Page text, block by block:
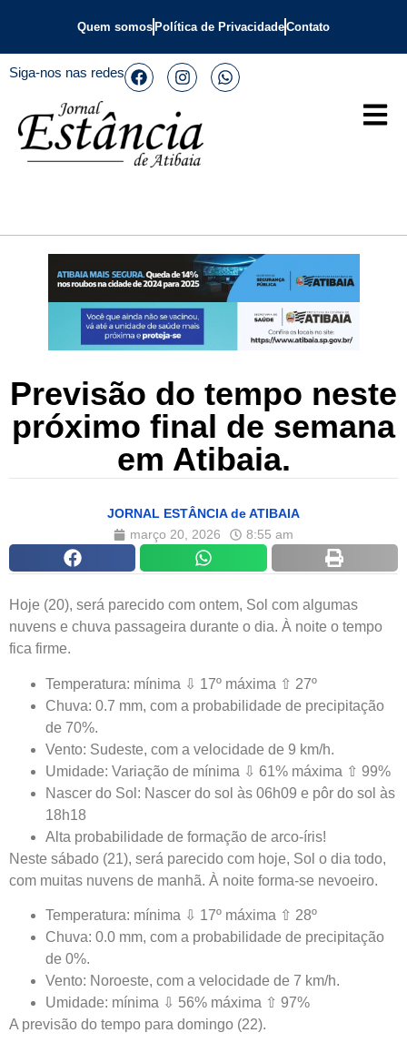
Quem somos Política de PrivacidadeContato
Siga-nos nas redes
Previsão do tempo neste
próximo final de semana
em Atibaia.
JORNAL ESTÂNCIA de ATIBAIA
março 20, 2026
8:55 am
Hoje (20), será parecido com ontem, Sol com algumas
nuvens e chuva passageira durante o dia. À noite o tempo
fica firme.
Temperatura: mínima ⇩ 17º máxima ⇧ 27º
Chuva: 0.7 mm, com a probabilidade de precipitação
de 70%.
Vento: Sudeste, com a velocidade de 9 km/h.
Umidade: Variação de mínima ⇩ 61% máxima ⇧ 99%
Nascer do Sol: Nascer do sol às 06h09 e pôr do sol às
18h18
Alta probabilidade de formação de arco-íris!
Neste sábado (21), será parecido com hoje, Sol o dia todo,
com muitas nuvens de manhã. À noite forma-se nevoeiro.
Temperatura: mínima ⇩ 17º máxima ⇧ 28º
Chuva: 0.0 mm, com a probabilidade de precipitação
de 0%.
Vento: Noroeste, com a velocidade de 7 km/h.
Umidade: mínima ⇩ 56% máxima ⇧ 97%
A previsão do tempo para domingo (22).